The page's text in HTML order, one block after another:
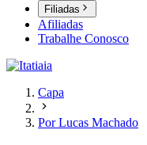
Filiadas
Afiliadas
Trabalhe Conosco
Capa
Por Lucas Machado